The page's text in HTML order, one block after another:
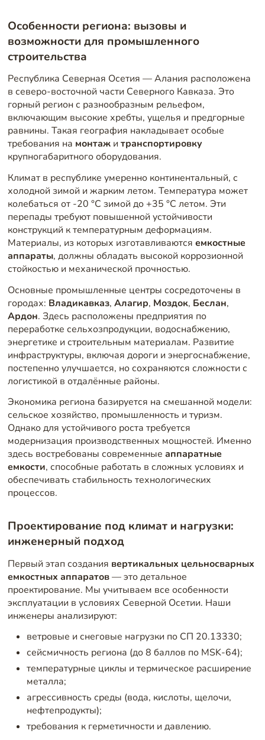
Особенности региона: вызовы и
возможности для промышленного
строительства
Республика Северная Осетия — Алания расположена
в северо-восточной части Северного Кавказа. Это
горный регион с разнообразным рельефом,
включающим высокие хребты, ущелья и предгорные
равнины. Такая география накладывает особые
требования на монтажи транспортировку
крупногабаритного оборудования.
Климат в республике умеренно континентальный, с
холодной зимой и жарким летом. Температура может
колебаться от -20 °C зимой до +35 °C летом. Эти
перепады требуют повышенной устойчивости
конструкций к температурным деформациям.
Материалы, из которых изготавливаются емкостные
аппараты, должны обладать высокой коррозионной
стойкостью и механической прочностью.
Основные промышленные центры сосредоточены в
городах: Владикавказ, Алагир, Моздок, Беслан,
Ардон. Здесь расположены предприятия по
переработке сельхозпродукции, водоснабжению,
энергетике и строительным материалам. Развитие
инфраструктуры, включая дороги и энергоснабжение,
постепенно улучшается, но сохраняются сложности с
логистикой в отдалённые районы.
Экономика региона базируется на смешанной модели:
сельское хозяйство, промышленность и туризм.
Однако для устойчивого роста требуется
модернизация производственных мощностей. Именно
здесь востребованы современные аппаратные
емкости, способные работать в сложных условиях и
обеспечивать стабильность технологических
процессов.
Проектирование под климат и нагрузки:
инженерный подход
Первый этап создания вертикальных цельносварных
емкостных аппаратов— это детальное
проектирование. Мы учитываем все особенности
эксплуатации в условиях Северной Осетии. Наши
инженеры анализируют:
ветровые и снеговые нагрузки по СП 20.13330;
сейсмичность региона (до 8 баллов по MSK-64);
температурные циклы и термическое расширение
металла;
агрессивность среды (вода, кислоты, щелочи,
нефтепродукты);
требования к герметичности и давлению.